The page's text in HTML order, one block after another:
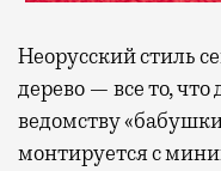
Неорусский стиль
дерево — все то, что
ведомству
монтируется с